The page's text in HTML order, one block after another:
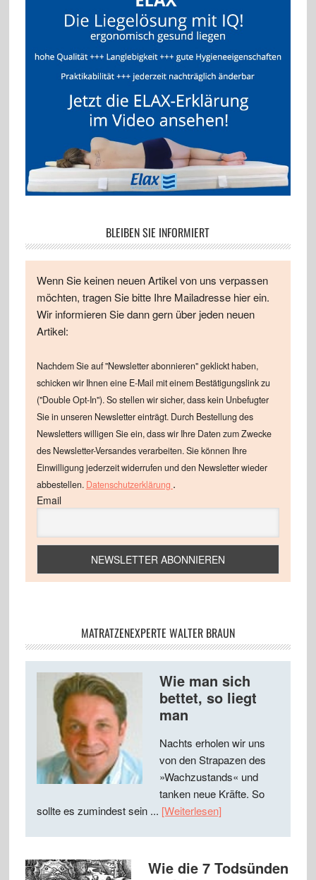
BLEIBEN SIE INFORMIERT
Wenn Sie keinen neuen Artikel von uns verpassen
möchten, tragen Sie bitte Ihre Mailadresse hier ein.
Wir informieren Sie dann gern über jeden neuen
Artikel:
Nachdem Sie auf "Newsletter abonnieren" geklickt haben,
schicken wir Ihnen eine E-Mail mit einem Bestätigungslink zu
("Double Opt-In"). So stellen wir sicher, dass kein Unbefugter
Sie in unseren Newsletter einträgt. Durch Bestellung des
Newsletters willigen Sie ein, dass wir Ihre Daten zum Zwecke
des Newsletter-Versandes verarbeiten. Sie können Ihre
Einwilligung jederzeit widerrufen und den Newsletter wieder
abbestellen. Datenschutzerklärung .
Email
MATRATZENEXPERTE WALTER BRAUN
Wie man sich
bettet, so liegt
man
Nachts erholen wir uns
von den Strapazen des
»Wachzustands« und
tanken neue Kräfte. So
sollte es zumindest sein ... [Weiterlesen]
Wie die 7 Todsünden